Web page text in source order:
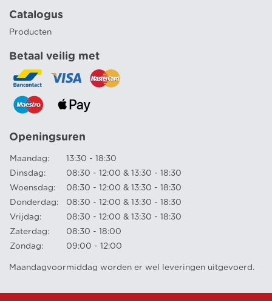
Catalogus
Producten
Betaal veilig met
Openingsuren
Maandag:
13:30 - 18:30
Dinsdag:
08:30 - 12:00 & 13:30 - 18:30
Woensdag:
08:30 - 12:00 & 13:30 - 18:30
Donderdag:
08:30 - 12:00 & 13:30 - 18:30
Vrijdag:
08:30 - 12:00 & 13:30 - 18:30
Zaterdag:
08:30 - 18:00
Zondag:
09:00 - 12:00
Maandagvoormiddag worden er wel leveringen uitgevoerd.